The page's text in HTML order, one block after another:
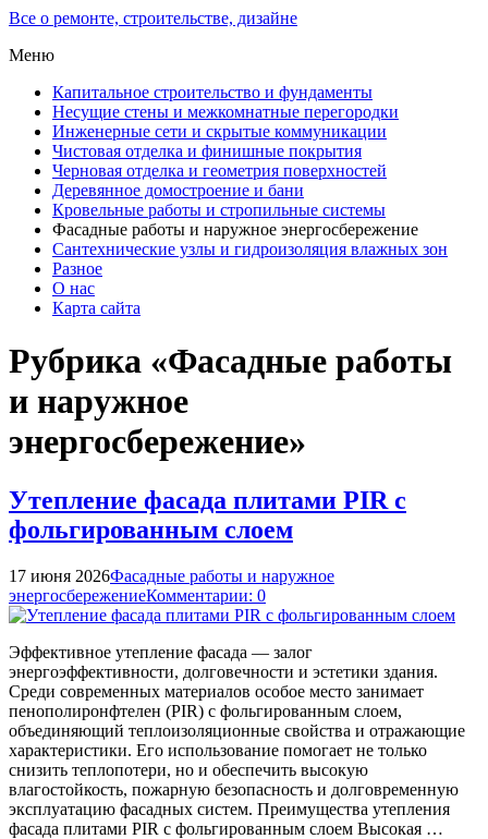
Все о ремонте, строительстве, дизайне
Меню
Капитальное строительство и фундаменты
Несущие стены и межкомнатные перегородки
Инженерные сети и скрытые коммуникации
Чистовая отделка и финишные покрытия
Черновая отделка и геометрия поверхностей
Деревянное домостроение и бани
Кровельные работы и стропильные системы
Фасадные работы и наружное энергосбережение
Сантехнические узлы и гидроизоляция влажных зон
Разное
О нас
Карта сайта
Рубрика «Фасадные работы
и наружное
энергосбережение»
Утепление фасада плитами PIR с
фольгированным слоем
17 июня 2026Фасадные работы и наружное
энергосбережениеКомментарии: 0
Эффективное утепление фасада — залог
энергоэффективности, долговечности и эстетики здания.
Среди современных материалов особое место занимает
пенополиронфтелен (PIR) с фольгированным слоем,
объединяющий теплоизоляционные свойства и отражающие
характеристики. Его использование помогает не только
снизить теплопотери, но и обеспечить высокую
влагостойкость, пожарную безопасность и долговременную
эксплуатацию фасадных систем. Преимущества утепления
фасада плитами PIR с фольгированным слоем Высокая …